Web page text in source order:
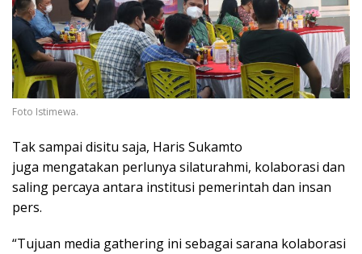
Foto Istimewa.
Tak sampai disitu saja, Haris Sukamto
juga mengatakan perlunya silaturahmi, kolaborasi dan
saling percaya antara institusi pemerintah dan insan
pers.
“Tujuan media gathering ini sebagai sarana kolaborasi